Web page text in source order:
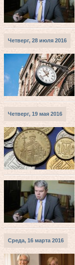
Четверг, 28 июля 2016
Четверг, 19 мая 2016
Среда, 16 марта 2016